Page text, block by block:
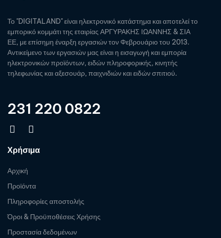
Το "DIGITALAND" είναι ηλεκτρονικό κατάστημα και αποτελεί το
εμπορικό κομμάτι της εταιρίας ΑΡΓΥΡΑΚΗΣ ΙΩΑΝΝΗΣ & ΣΙΑ
ΕΕ, με επίσημη έναρξη εργασιών τον Φεβρουάριο του 2013.
Αντικείμενο των εργασιών μας είναι η εισαγωγή και εμπορία
ηλεκτρονικών προϊόντων, ειδών πληροφορικής, κινητής
τηλεφωνίας και αξεσουάρ, παιχνιδιών και ειδών σπιτιού.
231 220 0822
Χρήσιμα
Αρχική
Προϊόντα
Πληροφορίες αποστολής
Όροι & Προϋποθέσεις Χρήσης
Προστασία δεδομένων